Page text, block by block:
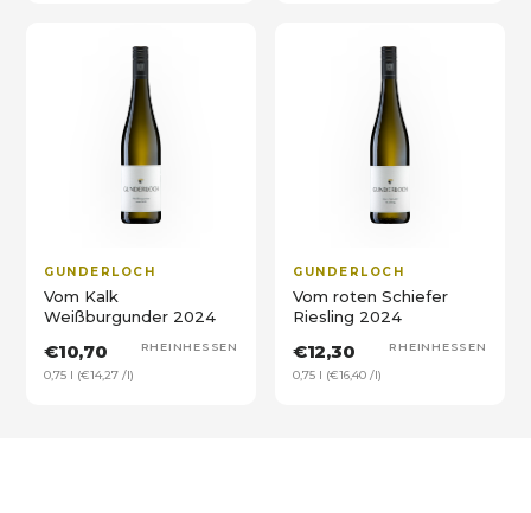
GUNDERLOCH
Vom Kalk
Weißburgunder 2024
€10,70
0,75 l (€14,27 /l)
RHEINHESSEN
GUNDERLOCH
Vom roten Schiefer
Riesling 2024
€12,30
0,75 l (€16,40 /l)
RHEINHESSEN